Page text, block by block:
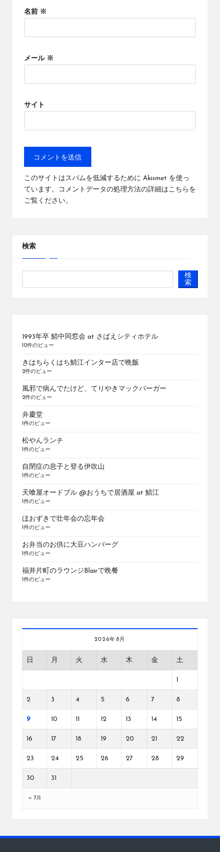
名前 ※
メール ※
サイト
このサイトはスパムを低減するために Akismet を使っ
ています。
コメントデータの処理方法の詳細はこちらを
ご覧ください。
検索
検
索
1993年卒 鯖中同窓会 at さばえシティホテル
10件のビュー
きはちらくはち鯖江インター店で晩飯
2件のビュー
風邪で病んでたけど、てりやきマックバーガー
2件のビュー
弁慶堂
1件のビュー
松やんランチ
1件のビュー
自閉症の息子と登る伊吹山
1件のビュー
天喰屋オードブル @おうちで居酒屋 at 鯖江
1件のビュー
ほおずきで壮年会の忘年会
1件のビュー
お弁当のお供に大豆ハンバーグ
1件のビュー
福井片町のラウンジBlairで晩餐
1件のビュー
2026年8月
日 月 火 水 木 金 土
2 3 4 5 6 7 8
9 10 12 13 14 15
16 17 18 19 20 21 22
23 24 25 26 27 28 29
30 31
« 7月